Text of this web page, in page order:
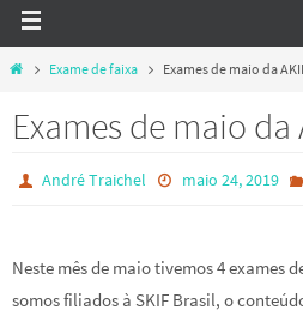
HomeExame de faixa Exames de maio da
Exames de maio da
André Traichel maio 24, 2019
Neste mês de maio tivemos 4 exames
somos filiados à SKIF Brasil, o